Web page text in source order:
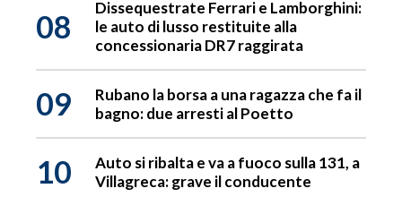
08
Dissequestrate Ferrari e Lamborghini:
le auto di lusso restituite alla
concessionaria DR7 raggirata
09
Rubano la borsa a una ragazza che fa il
bagno: due arresti al Poetto
10
Auto si ribalta e va a fuoco sulla 131, a
Villagreca: grave il conducente